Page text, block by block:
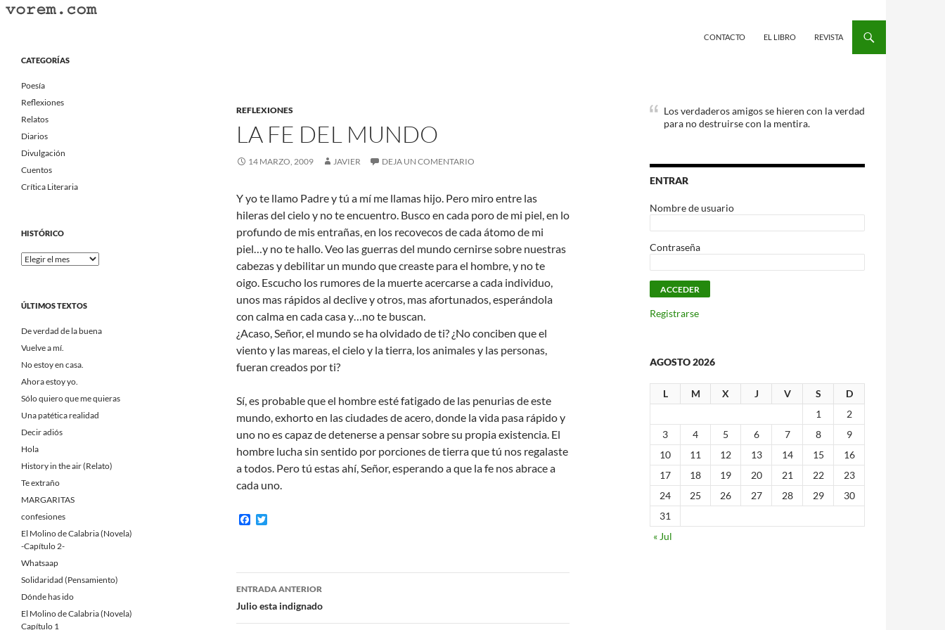
Saltar
CONTACTO EL LIBRO REVISTA
REFLEXIONES
LA FE DEL MUNDO
14 MARZO, 2009 JAVIER DEJA UN COMENTARIO
Y yo te llamo Padre y tú a mí me llamas hijo. Pero miro entre las
hileras del cielo y no te encuentro. Busco en cada poro de mi piel, en lo
profundo de mis entrañas, en los recovecos de cada átomo de mi
piel…y no te hallo. Veo las guerras del mundo cernirse sobre nuestras
cabezas y debilitar un mundo que creaste para el hombre, y no te
oigo. Escucho los rumores de la muerte acercarse a cada individuo,
unos mas rápidos al declive y otros, mas afortunados, esperándola
con calma en cada casa y…no te buscan.
¿Acaso, Señor, el mundo se ha olvidado de ti? ¿No conciben que el
viento y las mareas, el cielo y la tierra, los animales y las personas,
fueran creados por ti?
Sí, es probable que el hombre esté fatigado de las penurias de este
mundo, exhorto en las ciudades de acero, donde la vida pasa rápido y
uno no es capaz de detenerse a pensar sobre su propia existencia. El
hombre lucha sin sentido por porciones de tierra que tú nos regalaste
a todos. Pero tú estas ahí, Señor, esperando a que la fe nos abrace a
cada uno.
F
o
o
e
r
Navegación
de
ENTRADA ANTERIOR
Julio esta indignado
Los verdaderos amigos se hieren con la verdad
para no destruirse con la mentira.
ENTRAR
Nombre de usuario
Contraseña
Registrarse
AGOSTO 2026
L M X J V S
D
1
2
3
4 5 6 7 8
9
10
11 12 13 14 15
16
17
18 19 20 21 22
23
24
25 26 27 28 29
30
31
« Jul
Portal Literario Independiente
CATEGORÍAS
Poesía
Reflexiones
Relatos
Diarios
Divulgación
Cuentos
Crítica Literaria
HISTÓRICO
Histórico
ÚLTIMOS TEXTOS
De verdad de la buena
Vuelve a mí.
No estoy en casa.
Ahora estoy yo.
Sólo quiero que me quieras
Una patética realidad
Decir adiós
Hola
History in the air (Relato)
Te extraño
MARGARITAS
confesiones
El Molino de Calabria (Novela)
-Capítulo 2-
Whatsaap
Solidaridad (Pensamiento)
Dónde has ido
El Molino de Calabria (Novela)
Capítulo 1